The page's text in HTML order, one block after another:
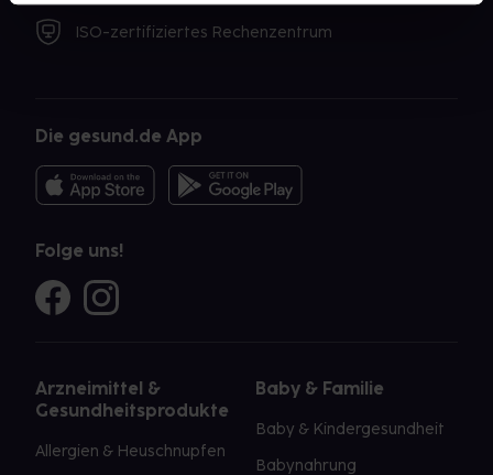
ISO-zertifiziertes Rechenzentrum
Die gesund.de App
Folge uns!
Arzneimittel &
Gesundheitsprodukte
Allergien & Heuschnupfen
Baby & Familie
Baby & Kindergesundheit
Babynahrung